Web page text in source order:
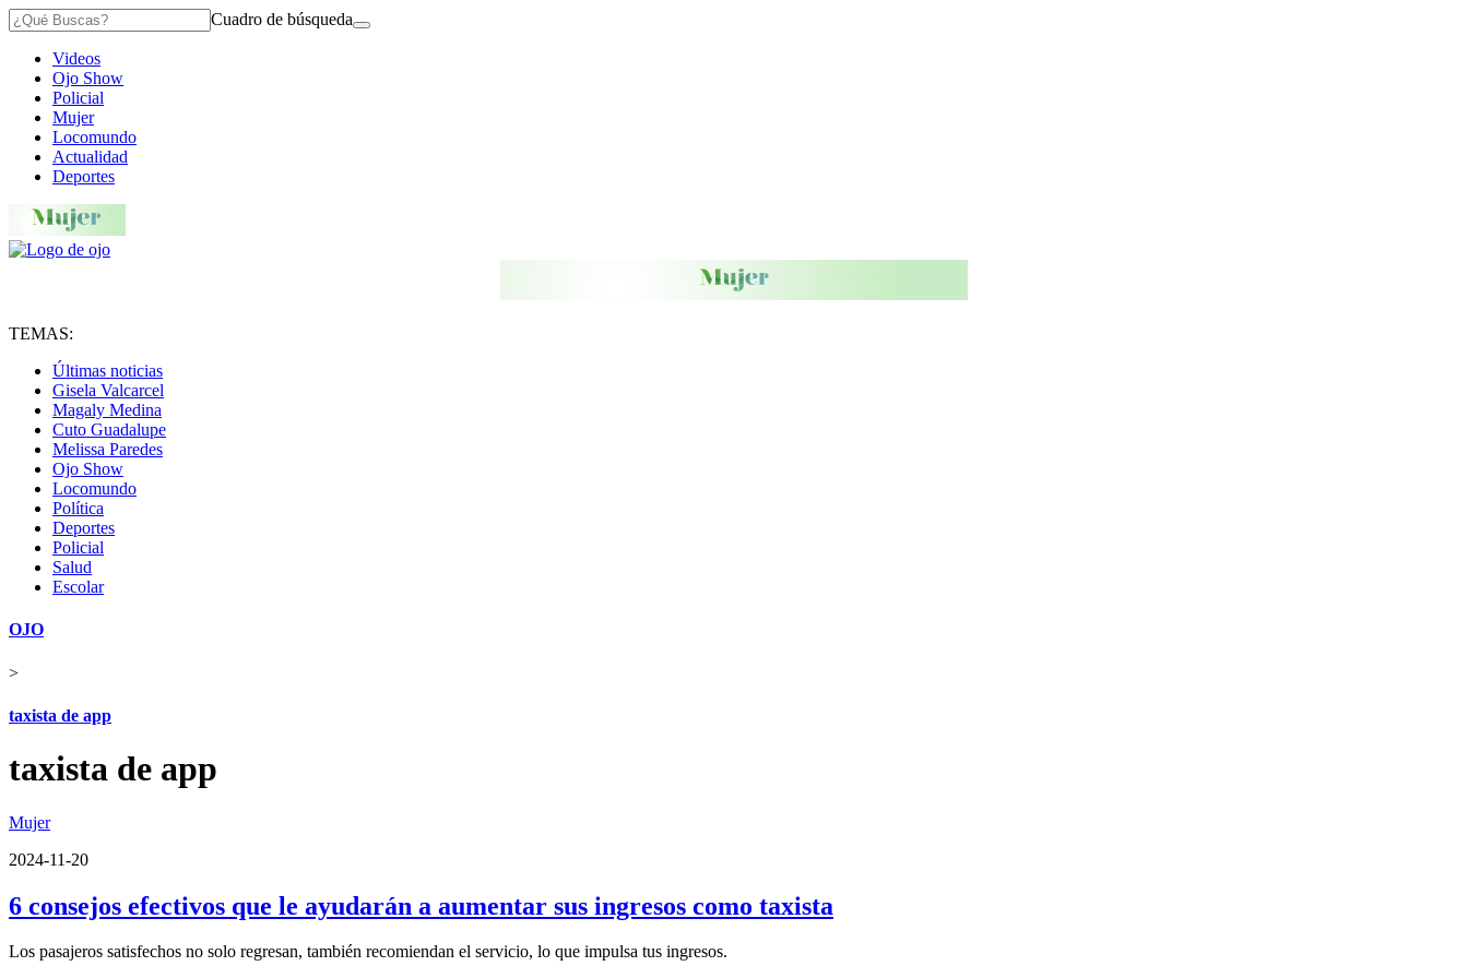
Cuadro de búsqueda
Videos
Ojo Show
Policial
Mujer
Locomundo
Actualidad
Deportes
TEMAS:
Últimas noticias
Gisela Valcarcel
Magaly Medina
Cuto Guadalupe
Melissa Paredes
Ojo Show
Locomundo
Política
Deportes
Policial
Salud
Escolar
OJO
>
taxista de app
taxista de app
Mujer
2024-11-20
6 consejos efectivos que le ayudarán a aumentar sus ingresos como taxista
Los pasajeros satisfechos no solo regresan, también recomiendan el servicio, lo que impulsa tus ingresos.